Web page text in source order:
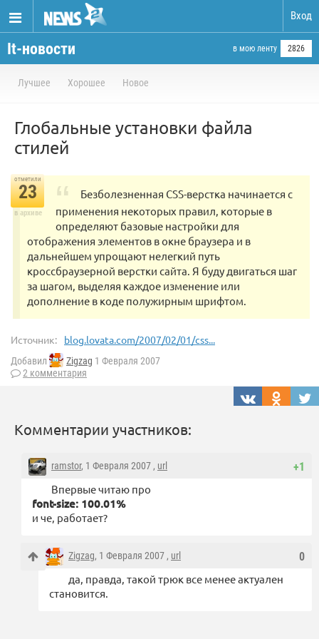
Вход
It-новости в мою ленту 2826
Лучшее Хорошее Новое
Глобальные установки файла
стилей
отметили
23
в архиве
Безболезненная CSS-верстка начинается с
применения некоторых правил, которые в
определяют базовые настройки для
отображения элементов в окне браузера и в
дальнейшем упрощают нелегкий путь
кроссбраузерной верстки сайта. Я буду двигаться шаг
за шагом, выделяя каждое изменение или
дополнение в коде полужирным шрифтом.
Источник: blog.lovata.com/2007/02/01/css...
Добавил Zigzag 1 Февраля 2007
2 комментария
Комментарии участников:
+1
ramstor, 1 Февраля 2007 , url
Впервые читаю про
font-size: 100.01%
и че, работает?
0
Zigzag, 1 Февраля 2007 , url
да, правда, такой трюк все менее актуален
становится.